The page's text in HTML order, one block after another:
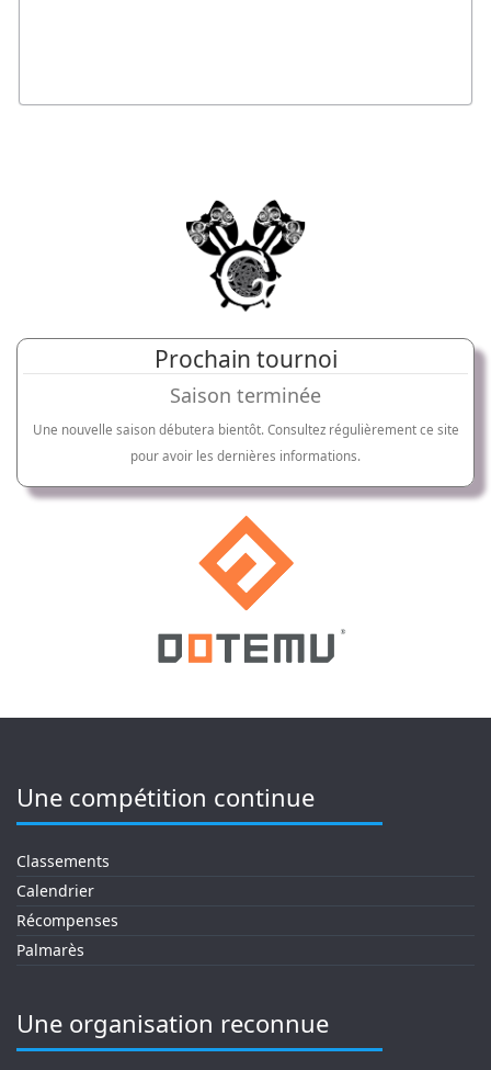
Prochain tournoi
Saison terminée
Une nouvelle saison débutera bientôt. Consultez régulièrement ce site
pour avoir les dernières informations.
Une compétition continue
Classements
Calendrier
Récompenses
Palmarès
Une organisation reconnue